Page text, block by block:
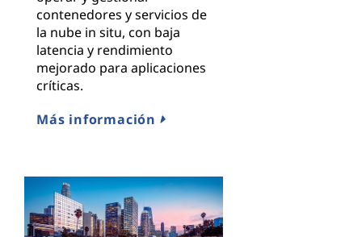
contenedores y servicios de
la nube in situ, con baja
latencia y rendimiento
mejorado para aplicaciones
críticas.
Más información